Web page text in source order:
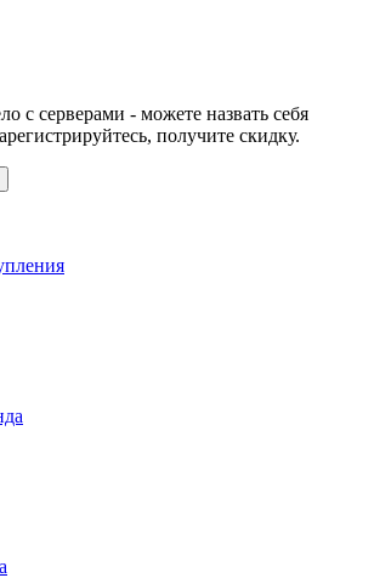
с серверами - можете назвать себя
получите скидку.